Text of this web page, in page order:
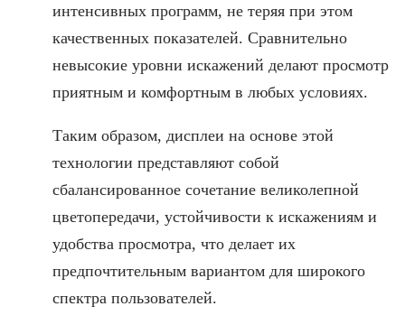
интенсивных программ, не теряя при этом
качественных показателей. Сравнительно
невысокие уровни искажений делают просмотр
приятным и комфортным в любых условиях.
Таким образом, дисплеи на основе этой
технологии представляют собой
сбалансированное сочетание великолепной
цветопередачи, устойчивости к искажениям и
удобства просмотра, что делает их
предпочтительным вариантом для широкого
спектра пользователей.